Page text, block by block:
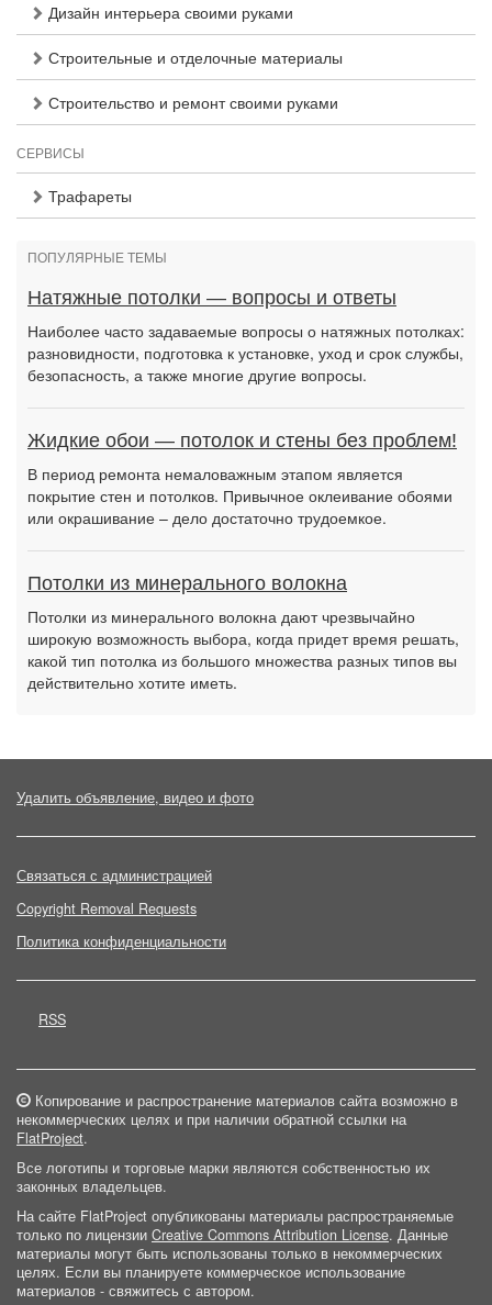
Дизайн интерьера своими руками
Строительные и отделочные материалы
Строительство и ремонт своими руками
СЕРВИСЫ
Трафареты
ПОПУЛЯРНЫЕ ТЕМЫ
Натяжные потолки — вопросы и ответы
Наиболее часто задаваемые вопросы о натяжных потолках:
разновидности, подготовка к установке, уход и срок службы,
безопасность, а также многие другие вопросы.
Жидкие обои — потолок и стены без проблем!
В период ремонта немаловажным этапом является
покрытие стен и потолков. Привычное оклеивание обоями
или окрашивание – дело достаточно трудоемкое.
Потолки из минерального волокна
Потолки из минерального волокна дают чрезвычайно
широкую возможность выбора, когда придет время решать,
какой тип потолка из большого множества разных типов вы
действительно хотите иметь.
Удалить объявление, видео и фото
Связаться с администрацией
Copyright Removal Requests
Политика конфиденциальности
RSS
Копирование и распространение материалов сайта возможно в
некоммерческих целях и при наличии обратной ссылки на
FlatProject.
Все логотипы и торговые марки являются собственностью их
законных владельцев.
На сайте FlatProject опубликованы материалы распространяемые
только по лицензии Creative Commons Attribution License. Данные
материалы могут быть использованы только в некоммерческих
целях. Если вы планируете коммерческое использование
материалов - свяжитесь с автором.